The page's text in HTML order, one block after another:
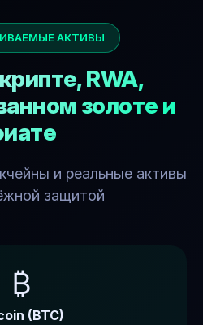
АКТИВЫ
RWA,
золоте и
и реальные активы
защитой
₿
(BTC)